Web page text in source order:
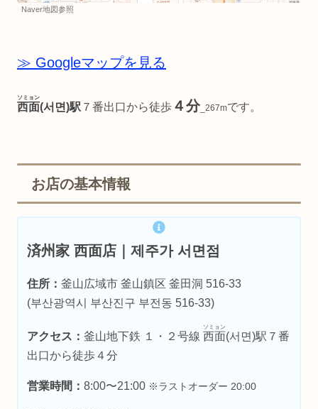
Naver地図参照
≫ Googleマップを見る
西面
ソミョン
(서면)駅 ７番出口から徒歩 ４分_267mです。
お店の基本情報
済州家 西面店｜제주가 서면점
住所：釜山広域市 釜山鎮区 釜田洞 516-33
(부산광역시 부산진구 부전동 516-33)
アクセス：釜山地下鉄 １・２号線西面
ソミョン
(서면)駅７番
出口から徒歩４分
営業時間：8:00〜21:00 ※ラストオーダー 20:00